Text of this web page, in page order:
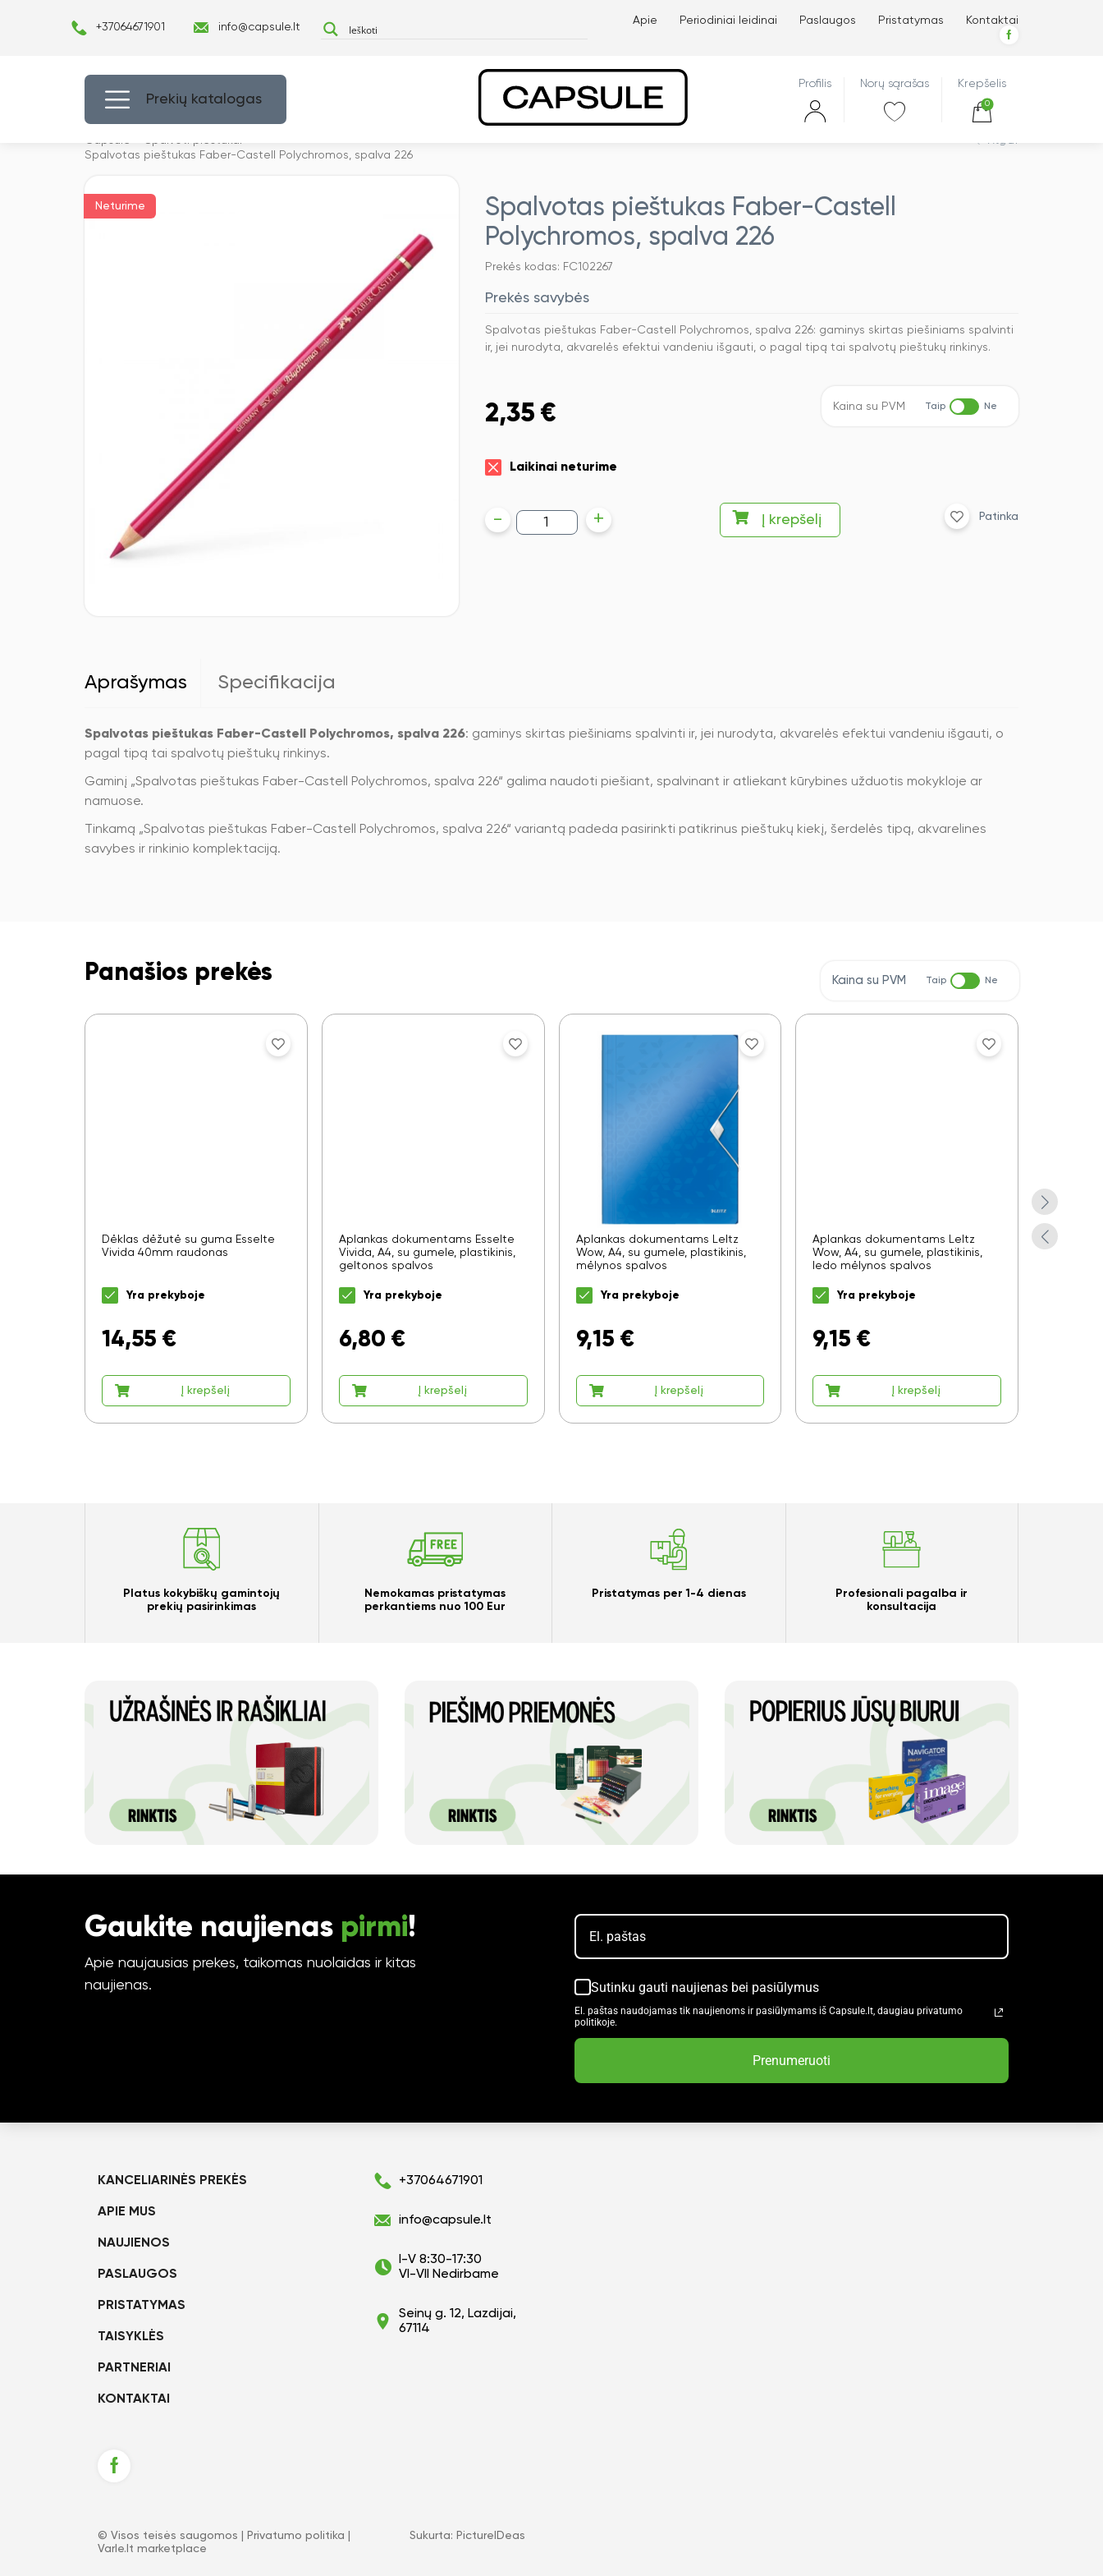
+37064671901 info@capsule.lt
Apie Periodiniai leidinai Paslaugos Pristatymas Kontaktai
Prekių katalogas
Profilis Norų sąrašas Krepšelis
0
Capsulė Spalvoti pieštukai
Spalvotas pieštukas Faber-Castell Polychromos, spalva 226
Atgal
Neturime
Spalvotas pieštukas Faber-Castell
Polychromos, spalva 226
Prekės kodas: FC102267
Prekės savybės
Spalvotas pieštukas Faber-Castell Polychromos, spalva 226: gaminys skirtas piešiniams spalvinti
ir, jei nurodyta, akvarelės efektui vandeniu išgauti, o pagal tipą tai spalvotų pieštukų rinkinys.
2,35 € Kaina su PVM Taip Ne
Laikinai neturime
produkto
kiekis:
Spalvotas
- + Į krepšelį Patinka
Aprašymas Specifikacija
Spalvotas pieštukas Faber-Castell Polychromos, spalva 226: gaminys skirtas piešiniams spalvinti ir, jei nurodyta, akvarelės efektui vandeniu išgauti, o
pagal tipą tai spalvotų pieštukų rinkinys.
Gaminį „Spalvotas pieštukas Faber-Castell Polychromos, spalva 226“ galima naudoti piešiant, spalvinant ir atliekant kūrybines užduotis mokykloje ar
namuose.
Tinkamą „Spalvotas pieštukas Faber-Castell Polychromos, spalva 226“ variantą padeda pasirinkti patikrinus pieštukų kiekį, šerdelės tipą, akvarelines
savybes ir rinkinio komplektaciją.
Panašios prekės Kaina su PVM Taip Ne
Dėklas dėžutė su guma Esselte
Vivida 40mm raudonas
Yra prekyboje
14,55 €
Į krepšelį
Aplankas dokumentams Esselte
Vivida, A4, su gumele, plastikinis,
geltonos spalvos
Yra prekyboje
6,80 €
Į krepšelį
Aplankas dokumentams LeItz
Wow, A4, su gumele, plastikinis,
mėlynos spalvos
Yra prekyboje
9,15 €
Į krepšelį
Aplankas dokumentams LeItz
Wow, A4, su gumele, plastikinis,
ledo mėlynos spalvos
Yra prekyboje
9,15 €
Į krepšelį
Platus kokybiškų gamintojų
prekių pasirinkimas
Nemokamas pristatymas
perkantiems nuo 100 Eur
Pristatymas per 1-4 dienas
Profesionali pagalba ir
konsultacija
Gaukite naujienas pirmi!
Apie naujausias prekes, taikomas nuolaidas ir kitas
naujienas.
Sutinku gauti naujienas bei pasiūlymus
El. paštas naudojamas tik naujienoms ir pasiūlymams iš Capsule.lt, daugiau privatumo
politikoje.
Prenumeruoti
KANCELIARINĖS PREKĖS
APIE MUS
NAUJIENOS
PASLAUGOS
PRISTATYMAS
TAISYKLĖS
PARTNERIAI
KONTAKTAI
+37064671901
info@capsule.lt
I-V 8:30-17:30
VI-VII Nedirbame
Seinų g. 12, Lazdijai,
67114
© Visos teisės saugomos | Privatumo politika
Varle.lt marketplace
Sukurta: PictureIDeas
Ar norite sutaupyti 10%
nuo savo užsakymo?